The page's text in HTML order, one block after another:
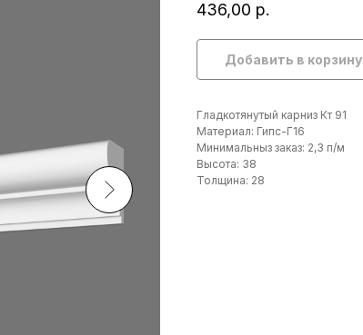
436,00 р.
Добавить в корзину
Гладкотянутый карниз Кт 91
Материал: Гипс-Г16
Минимальныз заказ: 2,3 п/м
Высота: 38
Толщина: 28